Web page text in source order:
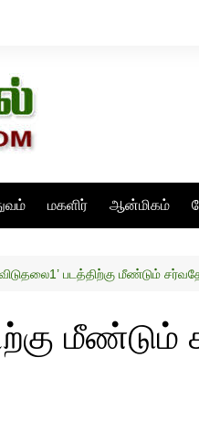
மகளிர் ஆன்மிகம்
படத்திற்கு மீண்டும்